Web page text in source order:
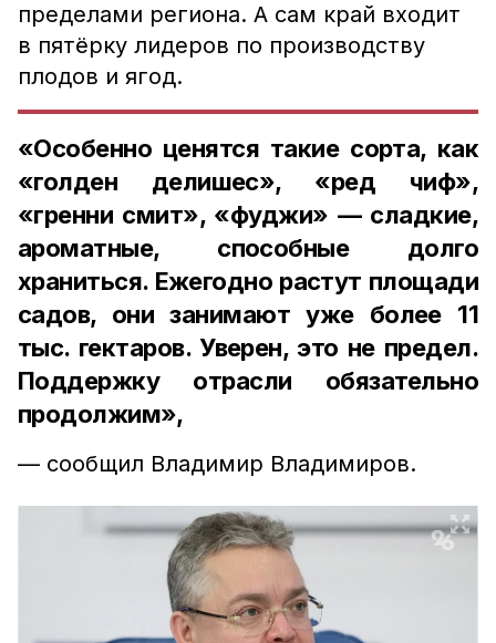
пределами региона. А сам край входит
в пятёрку лидеров по производству
плодов и ягод.
«Особенно ценятся такие сорта, как
«голден делишес», «ред чиф»,
«гренни смит», «фуджи» — сладкие,
ароматные, способные долго
храниться. Ежегодно растут площади
садов, они занимают уже более 11
тыс. гектаров. Уверен, это не предел.
Поддержку отрасли обязательно
продолжим»,
— сообщил Владимир Владимиров.